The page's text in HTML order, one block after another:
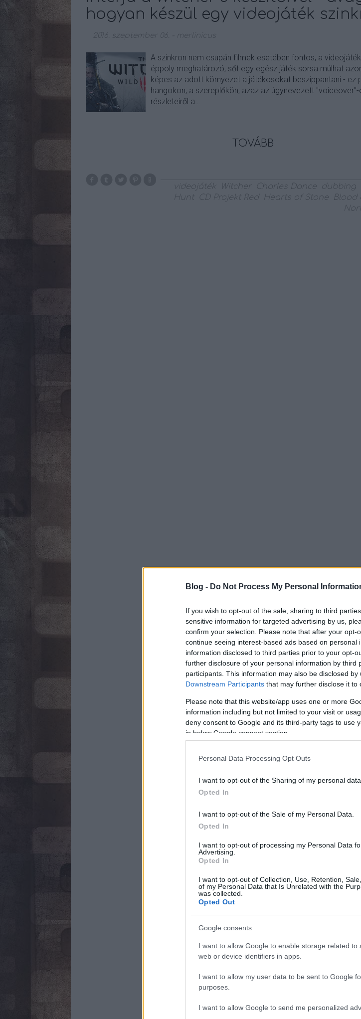
Blog - Do Not Process My Personal
If you wish to opt-out of the sale, sharing to third
sensitive information for targeted advertising by us,
confirm your selection. Please note that after your opt-
continue seeing interest-based ads based on personal
information disclosed to third parties prior to your opt-
further disclosure of your personal information by third
participants. This information may also be disclosed
Downstream Participants that may further disclose it to
Please note that this website/app uses one or more
information including but not limited to your visit or
deny consent to Google and its third-party tags to use
in below Google consent section.
Personal Data Processing Opt Outs
I want to opt-out of the Sharing of my personal data.
Opted In
I want to opt-out of the Sale of my Personal Data.
Opted In
I want to opt-out of processing my Personal Data
Advertising.
Opted In
I want to opt-out of Collection, Use, Retention,
of my Personal Data that Is Unrelated with the
was collected.
Opted Out
Google consents
I want to allow Google to enable storage related to
web or device identifiers in apps.
I want to allow my user data to be sent to Google
purposes.
I want to allow Google to send me personalized
hogyan készül egy videojáték
2016. szeptember 06. merlinicus
A szinkron nem csupán filmek esetében fontos, a
éppoly meghatározó, sőt egy egész játék sorsa múlhat
képes az adott környezet a játékosokat beszippantani - ez
hangokon, a szereplőkön, azaz az úgynevezett "voiceover"-
részleteiről a…
TOVÁBB
videojáték
Witcher Charles Dance dubbing
Hunt
CD Projekt Red Hearts of Stone Blood